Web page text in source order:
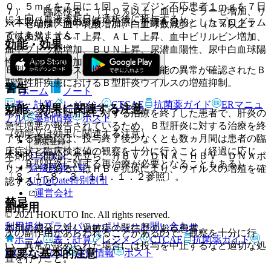
７）． 臨床検査：（１０％以上）血中アミラーゼ増加、リ
パーゼ増加、血中乳酸増加、白血球数減少、（３％以上１
０％未満）ＡＳＴ上昇、ＡＬＴ上昇、血中ビリルビン増加、
血中ブドウ糖増加、ＢＵＮ上昇、尿潜血陽性、尿中白血球陽
性、好酸球数増加。
警告
本剤を含むＢ型肝炎に対する治療を終了した患者で、肝炎の
急性増悪が報告されているため、Ｂ型肝炎に対する治療を終
了する場合には、投与終了後少なくとも数ヵ月間は患者の臨
床症状と臨床検査値の観察を十分に行うこと（経過に応じ
て、Ｂ型肝炎に対する再治療が必要となることもある）
〔８．１−８．３、１１．１．２参照〕。
禁忌
本剤の成分に対し過敏症の既往歴のある患者。
重要な基本的注意
０．５ｍｇを７日に１回、ラミブジン不応患者１ｍｇを７日
に１回（血液透析日は透析後に投与する）。
効能・効果
Ｂ型肝炎ウイルスの増殖を伴い肝機能の異常が確認されたＢ
型慢性肝疾患におけるＢ型肝炎ウイルスの増殖抑制。
効能・効果に関連する注意
（効能又は効果に関連する注意）
本剤投与開始に先立ち、ＨＢＶ ＤＮＡ、ＨＢＶ ＤＮＡポ
リメラーゼあるいはＨＢｅ抗原により、ウイルスの増殖を確
認すること。
副作用
次の副作用があらわれることがあるので、観察を十分に行
い、異常が認められた場合には投与を中止するなど適切な処
置を行うこと。
※本製品は疾病の診断・治療・予防を目的としたプログラム
ではありません。
ホーム
ノート
表・計算
レジメン CTCAE 抗菌薬ガイド
ERマニュ
アル
薬剤情報 ポスト
新規登録
ログイン
監修医師一覧
UpToDate特別割引
運営会社
© 2021 HOKUTO Inc. All rights reserved.
利用規約プライバシーポリシーお問い合わせ
ホーム
表・計算 レジメン CTCAE
抗菌薬ガイド
ERマニュアル
薬剤情報 ポスト